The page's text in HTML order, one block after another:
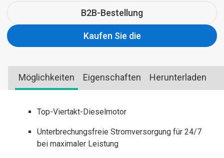
B2B-Bestellung
Kaufen Sie die
Möglichkeiten Eigenschaften Herunterladen
Top-Viertakt-Dieselmotor
Unterbrechungsfreie Stromversorgung für 24/7
bei maximaler Leistung